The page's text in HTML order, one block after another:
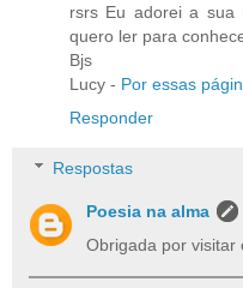
rsrs Eu adorei a sua
quero ler para
Bjs
Lucy - Por essas
Responder
Respostas
Poesia na alma
Obrigada por visitar